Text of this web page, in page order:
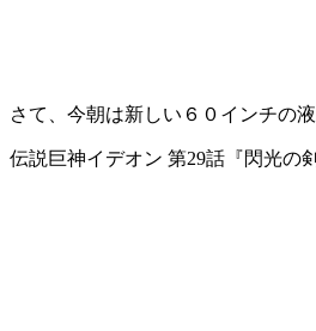
さて、今朝は新しい６０インチの
伝説巨神イデオン 第29話『閃光の